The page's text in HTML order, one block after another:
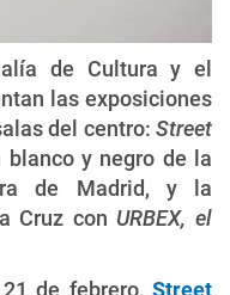
de Cultura y el
las exposiciones
del centro: Street
blanco y negro de la
de Madrid, y la
Cruz con URBEX, el
de febrero, Street